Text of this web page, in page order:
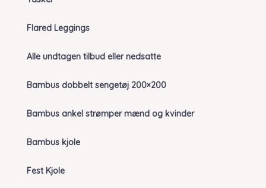
Flared Leggings
Alle undtagen tilbud eller nedsatte
Bambus dobbelt sengetøj 200×200
Bambus ankel strømper mænd og kvinder
Bambus kjole
Fest Kjole